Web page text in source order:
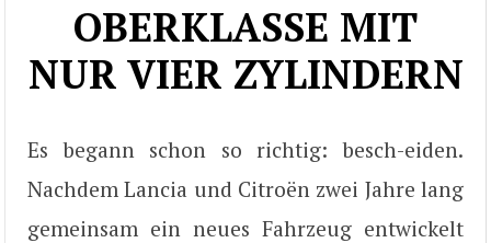
OBERKLASSE MIT
NUR VIER ZYLINDERN
Es begann schon so richtig: besch-eiden.
Nachdem Lancia und Citroën zwei Jahre lang
gemeinsam ein neues Fahrzeug entwickelt